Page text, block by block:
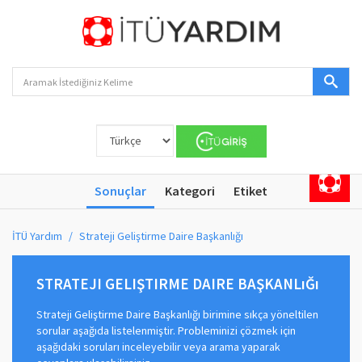
Sonuçlar Kategori Etiket
İTÜ Yardım Strateji Geliştirme Daire Başkanlığı
STRATEJI GELIŞTIRME DAIRE BAŞKANLıĞı
Strateji Geliştirme Daire Başkanlığı birimine sıkça yöneltilen
sorular aşağıda listelenmiştir. Probleminizi çözmek için
aşağıdaki soruları inceleyebilir veya arama yaparak